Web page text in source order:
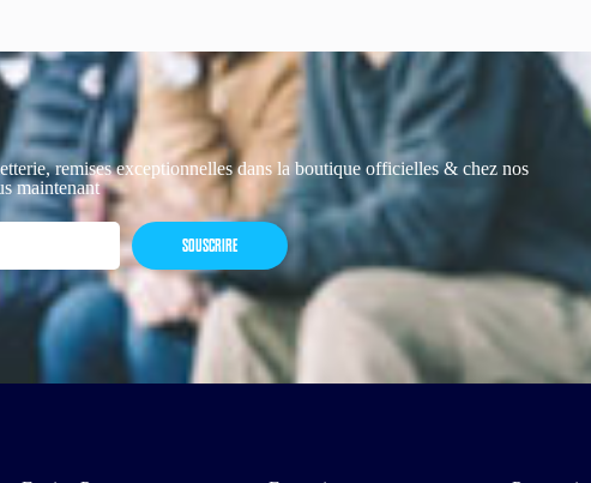
remises exceptionnelles dans la boutique officielles & chez nos
maintenant
SOUSCRIRE